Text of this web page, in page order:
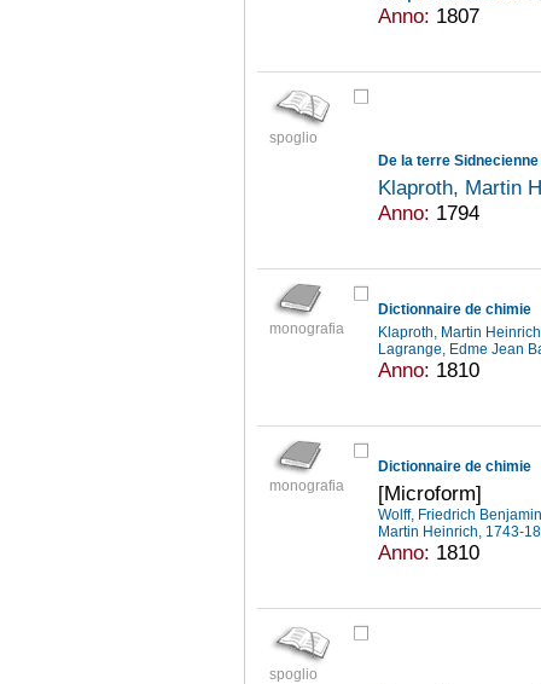
Anno: 1807
spoglio
De la terre Sidnecienne
Klaproth, Martin
Anno: 1794
monografia
Dictionnaire de chimie
Klaproth, Martin
Lagrange, Edme Jean
Anno: 1810
monografia
Dictionnaire de chimie
[Microform]
Wolff, Friedrich
Martin Heinrich, 1743-
Anno: 1810
spoglio